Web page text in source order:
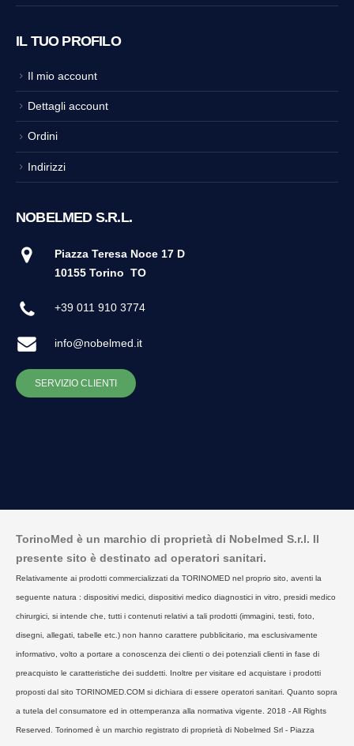
IL TUO PROFILO
Il mio account
Dettagli account
Ordini
Indirizzi
NOBELMED S.R.L.
Piazza Teresa Noce 17 D
10155 Torino TO
+39 011 910 3774
info@nobelmed.it
SERVIZIO CLIENTI
TorinoMed è un marchio di proprietà di Nobelmed S.r.l. Il
presente sito è destinato ad operatori sanitari.
Relativamente ai prodotti commercializzati da TORINOMED nel proprio sito, aventi la
seguente natura : dispositivi medici, dispositivi medico diagnostici in vitro, presidi medico
chirurgici, si intende che, tutti i contenuti relativi a tali prodotti (immagini, testi, foto,
disegni, allegati, tabelle etc.) non hanno carattere pubblicitario, ma esclusivamente
informativo, volto a portare a conoscenza dei clienti o dei potenziali clienti in fase di
preacquisto le caratteristiche dei suddetti. Inoltre per visitare ed acquistare i prodotti
proposti dal sito TORINOMED.COM si dichiara di essere operatori sanitari. Quanto sopra
a tutela del consumatore ed in ottemperanza alla normativa vigente. 2018 - All Rights
Reserved. Torinomed è un marchio registrato di proprietà di Nobelmed Srl - Piazza